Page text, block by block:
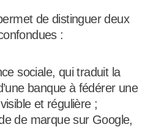
de distinguer deux
:
sociale, qui traduit la
banque à fédérer une
et régulière ;
de marque sur Google,